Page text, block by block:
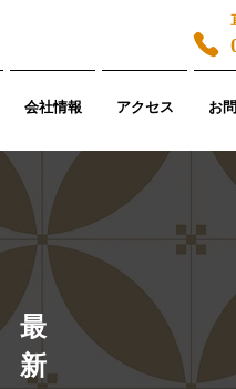
会社情報 アクセス お
​最
新